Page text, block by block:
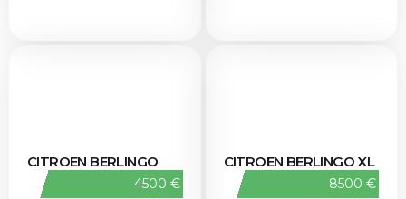
CITROEN BERLINGO
4500 €
CITROEN BERLINGO XL
8500 €